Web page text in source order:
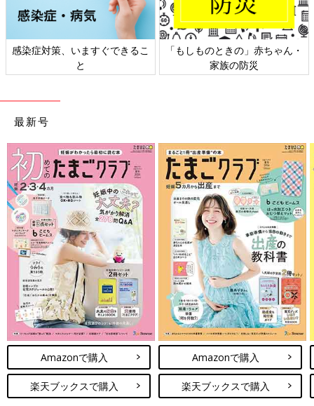
感染症対策、いますぐできるこ
と
「もしものときの」赤ちゃん・
家族の防災
最新号
Amazonで購入
楽天ブックスで購入
Amazonで購入
楽天ブックスで購入